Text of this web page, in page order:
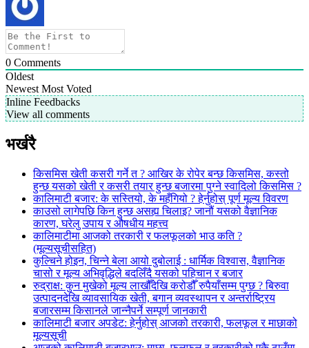
0 Comments
Oldest
Newest Most Voted
Inline Feedbacks
View all comments
भर्खरै
किसमिस खेती कसरी गर्ने त ? आखिर के रोपेर बन्छ किसमिस, कस्तो
हुन्छ यसको खेती र कसरी तयार हुन्छ बजारमा पुग्ने स्वादिलो किसमिस ?
कालिमाटी बजार: के सस्तियो, के महँगियो ? हेर्नुहोस् पूर्ण मूल्य विवरण
काउसो लागेपछि किन हुन्छ असह्य चिलाइ? जानौं यसको वैज्ञानिक
कारण, घरेलु उपाय र औषधीय महत्त्व
कालिमाटीमा आजको तरकारी र फलफूलको भाउ कति ?
(मूल्यसूचीसहित)
कुल्चिने होइन, चिन्ने बेला आयो दुबोलाई : धार्मिक विश्वास, वैज्ञानिक
चासो र मूल्य अभिवृद्धिले बदलिँदै यसको पहिचान र बजार
रुद्राक्ष: कुन मुखेको मूल्य लाखौँदेखि करोडौँ रुपैयाँसम्म पुग्छ ? बिरुवा
उत्पादनदेखि व्यावसायिक खेती, बगान व्यवस्थापन र अन्तर्राष्ट्रिय
बजारसम्म किसानले जान्नैपर्ने सम्पूर्ण जानकारी
कालिमाटी बजार अपडेट: हेर्नुहोस् आजको तरकारी, फलफूल र माछाको
मूल्यसूची